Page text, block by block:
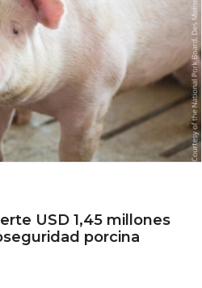
USD 1,45 millones
porcina